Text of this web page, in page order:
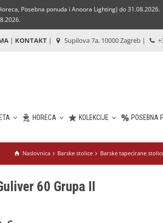
Posebna ponuda i Anoora Lighting) do 31.08.2026.
| KONTAKT | Supilova 7a, 10000 Zagreb |
HORECA KOLEKCIJE POSEBNA
Naslovnica Barske stolice Barske tapecirane
60 Grupa II